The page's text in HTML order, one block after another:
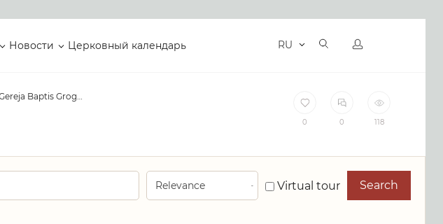
Новости Церковный календарь RU
Gereja Baptis Grogol
0 0 118
Virtual tour Search